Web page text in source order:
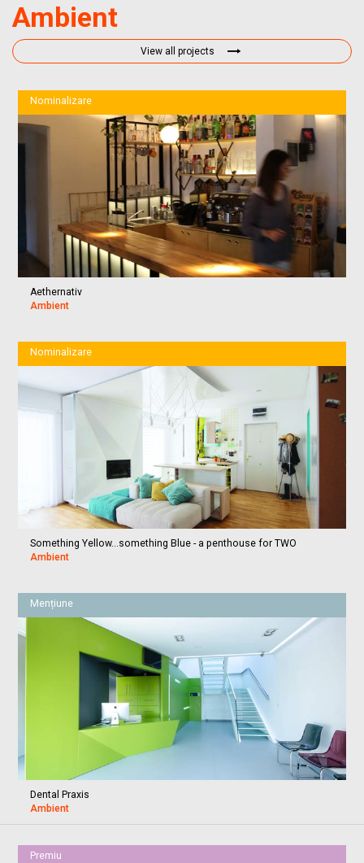
Ambient
View all projects
Nominalizare
Aethernativ
Ambient
Nominalizare
Something Yellow...something Blue - a penthouse for TWO
Ambient
Mențiune
Dental Praxis
Ambient
Premiu